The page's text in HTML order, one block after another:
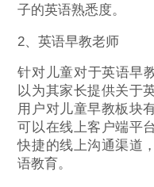
子的英语熟悉度。
2、英语早教老师
针对儿童对于英语早
以为其家长提供关于
用户对儿童早教板块
可以在线上客户端平
快捷的线上沟通渠道
语教育。